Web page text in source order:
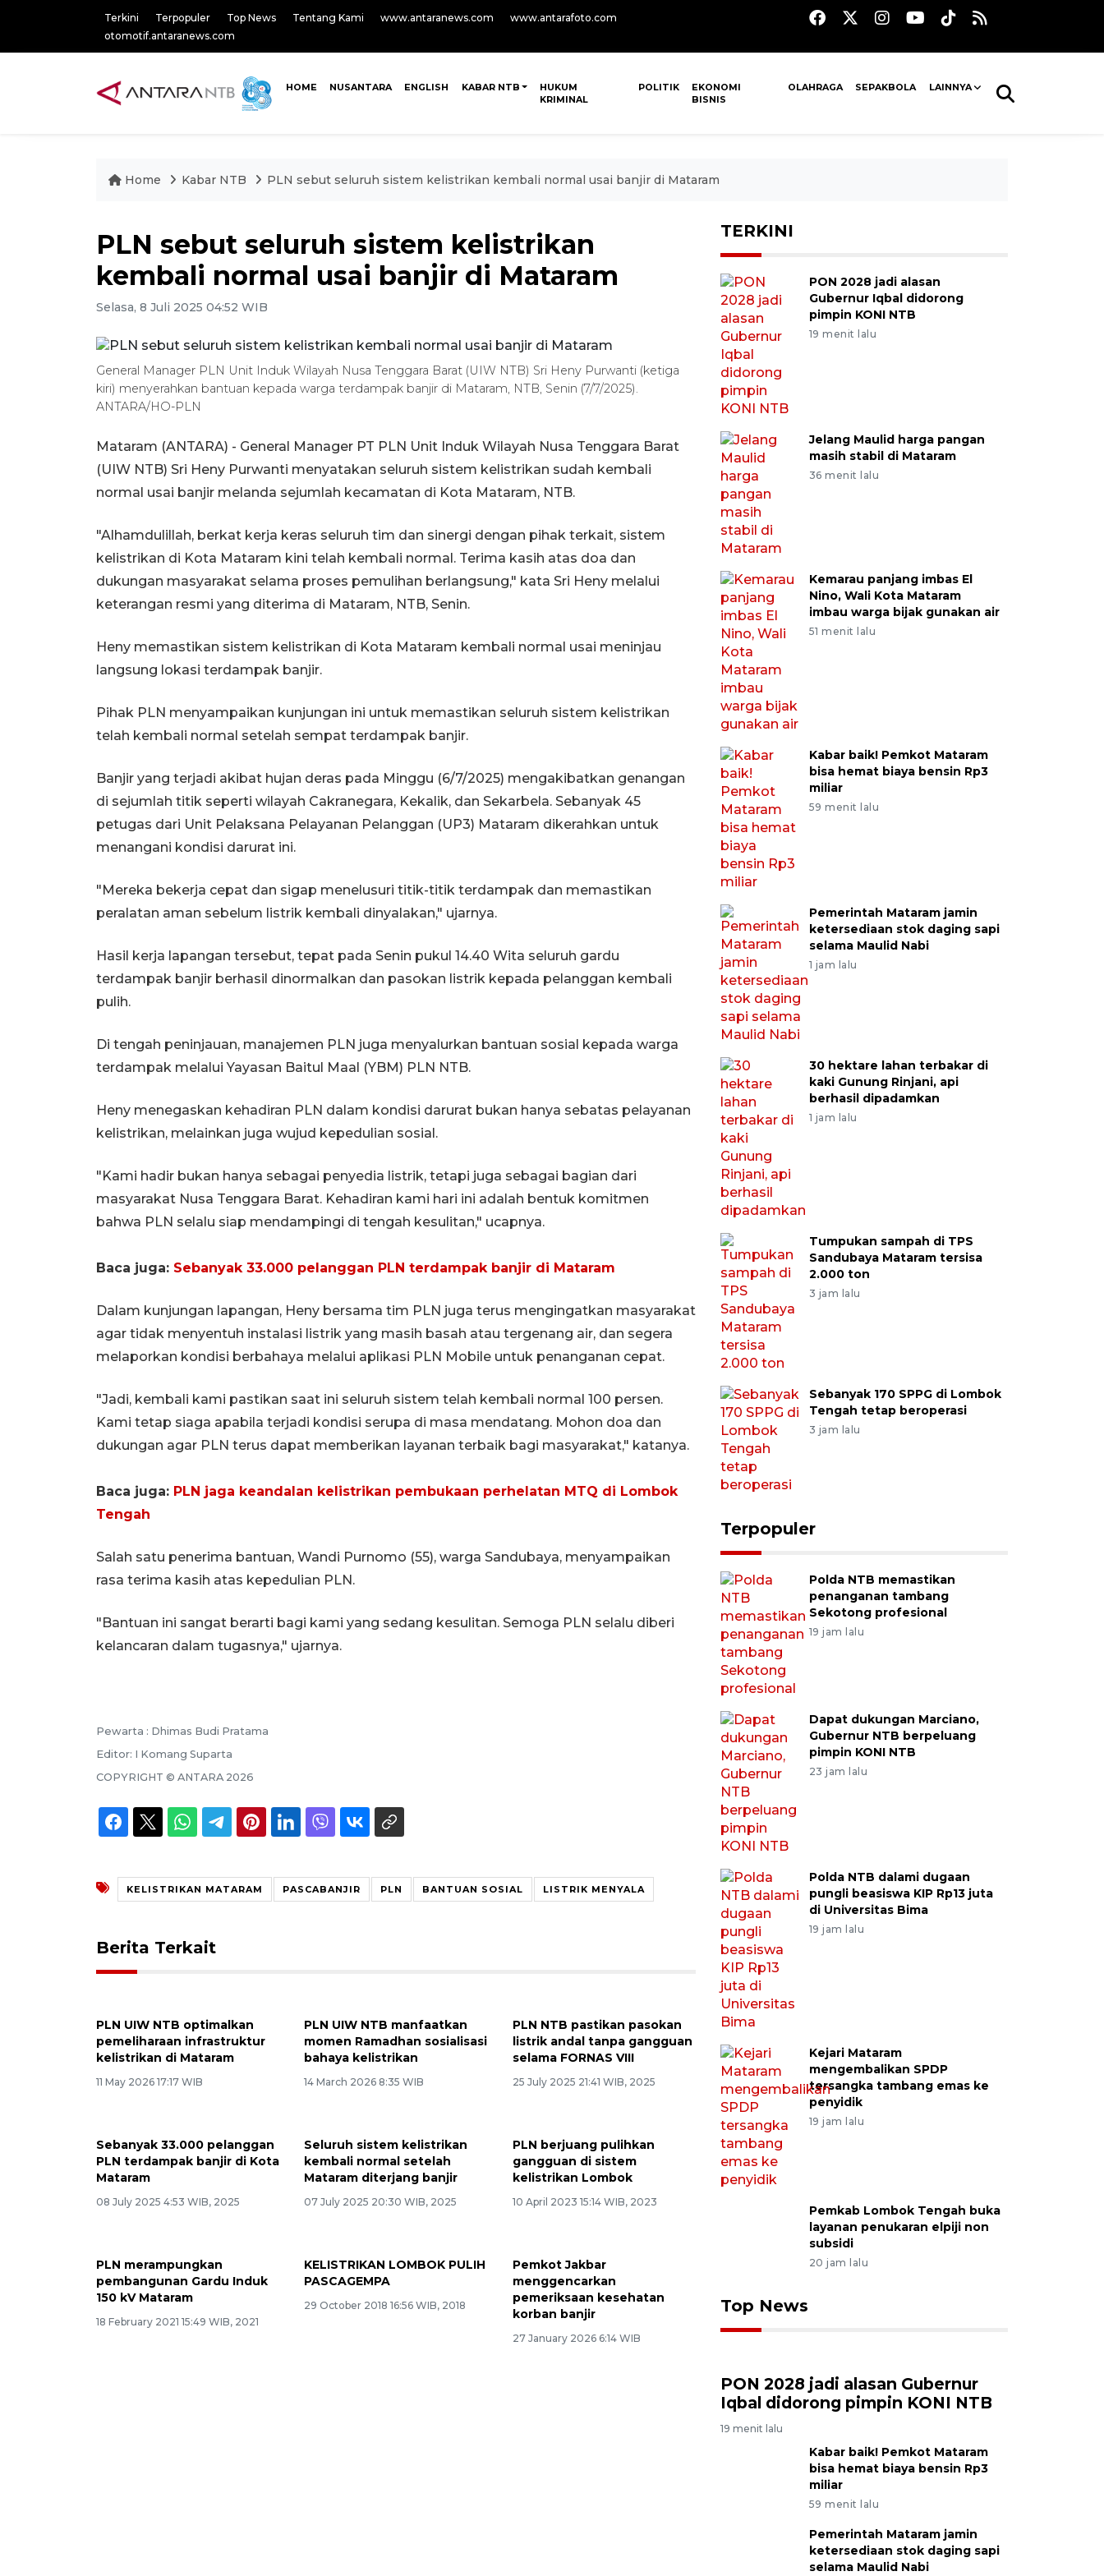
Terkini Terpopuler Top News Tentang Kami www.antaranews.com
www.antarafoto.com
otomotif.antaranews.com
HOME NUSANTARA ENGLISH KABAR NTB
HUKUM
KRIMINAL
POLITIK
EKONOMI
BISNIS
OLAHRAGA SEPAKBOLA LAINNYA
Home Kabar NTB PLN sebut seluruh sistem kelistrikan kembali normal usai banjir di Mataram
PLN sebut seluruh sistem kelistrikan
kembali normal usai banjir di Mataram
Selasa, 8 Juli 2025 04:52 WIB
General Manager PLN Unit Induk Wilayah Nusa Tenggara Barat (UIW NTB) Sri Heny Purwanti (ketiga
kiri) menyerahkan bantuan kepada warga terdampak banjir di Mataram, NTB, Senin (7/7/2025).
ANTARA/HO-PLN
Mataram (ANTARA) - General Manager PT PLN Unit Induk Wilayah Nusa Tenggara Barat
(UIW NTB) Sri Heny Purwanti menyatakan seluruh sistem kelistrikan sudah kembali
normal usai banjir melanda sejumlah kecamatan di Kota Mataram, NTB.
"Alhamdulillah, berkat kerja keras seluruh tim dan sinergi dengan pihak terkait, sistem
kelistrikan di Kota Mataram kini telah kembali normal. Terima kasih atas doa dan
dukungan masyarakat selama proses pemulihan berlangsung," kata Sri Heny melalui
keterangan resmi yang diterima di Mataram, NTB, Senin.
Heny memastikan sistem kelistrikan di Kota Mataram kembali normal usai meninjau
langsung lokasi terdampak banjir.
Pihak PLN menyampaikan kunjungan ini untuk memastikan seluruh sistem kelistrikan
telah kembali normal setelah sempat terdampak banjir.
Banjir yang terjadi akibat hujan deras pada Minggu (6/7/2025) mengakibatkan genangan
di sejumlah titik seperti wilayah Cakranegara, Kekalik, dan Sekarbela. Sebanyak 45
petugas dari Unit Pelaksana Pelayanan Pelanggan (UP3) Mataram dikerahkan untuk
menangani kondisi darurat ini.
"Mereka bekerja cepat dan sigap menelusuri titik-titik terdampak dan memastikan
peralatan aman sebelum listrik kembali dinyalakan," ujarnya.
Hasil kerja lapangan tersebut, tepat pada Senin pukul 14.40 Wita seluruh gardu
terdampak banjir berhasil dinormalkan dan pasokan listrik kepada pelanggan kembali
pulih.
Di tengah peninjauan, manajemen PLN juga menyalurkan bantuan sosial kepada warga
terdampak melalui Yayasan Baitul Maal (YBM) PLN NTB.
Heny menegaskan kehadiran PLN dalam kondisi darurat bukan hanya sebatas pelayanan
kelistrikan, melainkan juga wujud kepedulian sosial.
"Kami hadir bukan hanya sebagai penyedia listrik, tetapi juga sebagai bagian dari
masyarakat Nusa Tenggara Barat. Kehadiran kami hari ini adalah bentuk komitmen
bahwa PLN selalu siap mendampingi di tengah kesulitan," ucapnya.
Baca juga: Sebanyak 33.000 pelanggan PLN terdampak banjir di Mataram
Dalam kunjungan lapangan, Heny bersama tim PLN juga terus mengingatkan masyarakat
agar tidak menyentuh instalasi listrik yang masih basah atau tergenang air, dan segera
melaporkan kondisi berbahaya melalui aplikasi PLN Mobile untuk penanganan cepat.
"Jadi, kembali kami pastikan saat ini seluruh sistem telah kembali normal 100 persen.
Kami tetap siaga apabila terjadi kondisi serupa di masa mendatang. Mohon doa dan
dukungan agar PLN terus dapat memberikan layanan terbaik bagi masyarakat," katanya.
Baca juga: PLN jaga keandalan kelistrikan pembukaan perhelatan MTQ di Lombok
Tengah
Salah satu penerima bantuan, Wandi Purnomo (55), warga Sandubaya, menyampaikan
rasa terima kasih atas kepedulian PLN.
"Bantuan ini sangat berarti bagi kami yang sedang kesulitan. Semoga PLN selalu diberi
kelancaran dalam tugasnya," ujarnya.
Pewarta : Dhimas Budi Pratama
Editor: I Komang Suparta
COPYRIGHT © ANTARA 2026
KELISTRIKAN MATARAM PASCABANJIR PLN BANTUAN SOSIAL LISTRIK MENYALA
Berita Terkait
PLN UIW NTB optimalkan
pemeliharaan infrastruktur
kelistrikan di Mataram
11 May 2026 17:17 WIB
PLN UIW NTB manfaatkan
momen Ramadhan sosialisasi
bahaya kelistrikan
14 March 2026 8:35 WIB
PLN NTB pastikan pasokan
listrik andal tanpa gangguan
selama FORNAS VIII
25 July 2025 21:41 WIB, 2025
Sebanyak 33.000 pelanggan
PLN terdampak banjir di Kota
Mataram
08 July 2025 4:53 WIB, 2025
Seluruh sistem kelistrikan
kembali normal setelah
Mataram diterjang banjir
07 July 2025 20:30 WIB, 2025
PLN berjuang pulihkan
gangguan di sistem
kelistrikan Lombok
10 April 2023 15:14 WIB, 2023
PLN merampungkan
pembangunan Gardu Induk
150 kV Mataram
18 February 2021 15:49 WIB, 2021
KELISTRIKAN LOMBOK PULIH
PASCAGEMPA
29 October 2018 16:56 WIB, 2018
Pemkot Jakbar
menggencarkan
pemeriksaan kesehatan
korban banjir
27 January 2026 6:14 WIB
TERKINI
PON 2028 jadi alasan
Gubernur Iqbal didorong
pimpin KONI NTB
19 menit lalu
Jelang Maulid harga pangan
masih stabil di Mataram
36 menit lalu
Kemarau panjang imbas El
Nino, Wali Kota Mataram
imbau warga bijak gunakan air
51 menit lalu
Kabar baik! Pemkot Mataram
bisa hemat biaya bensin Rp3
miliar
59 menit lalu
Pemerintah Mataram jamin
ketersediaan stok daging sapi
selama Maulid Nabi
1 jam lalu
30 hektare lahan terbakar di
kaki Gunung Rinjani, api
berhasil dipadamkan
1 jam lalu
Tumpukan sampah di TPS
Sandubaya Mataram tersisa
2.000 ton
3 jam lalu
Sebanyak 170 SPPG di Lombok
Tengah tetap beroperasi
3 jam lalu
Terpopuler
Polda NTB memastikan
penanganan tambang
Sekotong profesional
19 jam lalu
Dapat dukungan Marciano,
Gubernur NTB berpeluang
pimpin KONI NTB
23 jam lalu
Polda NTB dalami dugaan
pungli beasiswa KIP Rp13 juta
di Universitas Bima
19 jam lalu
Kejari Mataram
mengembalikan SPDP
tersangka tambang emas ke
penyidik
19 jam lalu
Pemkab Lombok Tengah buka
layanan penukaran elpiji non
subsidi
20 jam lalu
Top News
PON 2028 jadi alasan Gubernur
Iqbal didorong pimpin KONI NTB
19 menit lalu
Kabar baik! Pemkot Mataram
bisa hemat biaya bensin Rp3
miliar
59 menit lalu
Pemerintah Mataram jamin
ketersediaan stok daging sapi
selama Maulid Nabi